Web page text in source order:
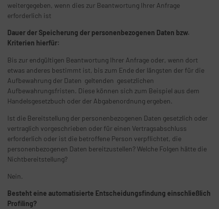
weitergegeben, wenn dies zur Beantwortung Ihrer Anfrage
erforderlich ist
Dauer der Speicherung der personenbezogenen Daten bzw.
Kriterien hierfür:
Bis zur endgültigen Beantwortung Ihrer Anfrage oder, wenn dort
etwas anderes bestimmt ist, bis zum Ende der längsten der für die
Aufbewahrung der Daten geltenden gesetzlichen
Aufbewahrungsfristen. Diese können sich zum Beispiel aus dem
Handelsgesetzbuch oder der Abgabenordnung ergeben.
Ist die Bereitstellung der personenbezogenen Daten gesetzlich oder
vertraglich vorgeschrieben oder für einen Vertragsabschluss
erforderlich oder ist die betroffene Person verpflichtet, die
personenbezogenen Daten bereitzustellen? Welche Folgen hätte die
Nichtbereitstellung?
Nein.
Besteht eine automatisierte Entscheidungsfindung einschließlich
Profiling?